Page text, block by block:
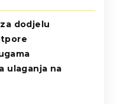
dodjelu
ulaganja na